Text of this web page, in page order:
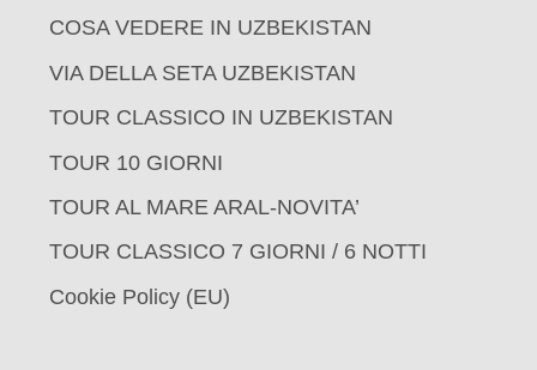
COSA VEDERE IN UZBEKISTAN
VIA DELLA SETA UZBEKISTAN
TOUR CLASSICO IN UZBEKISTAN
TOUR 10 GIORNI
TOUR AL MARE ARAL-NOVITA’
TOUR CLASSICO 7 GIORNI / 6 NOTTI
Cookie Policy (EU)